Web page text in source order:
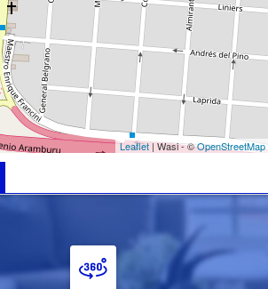
Leaflet| Wasi - ©OpenStreetMap